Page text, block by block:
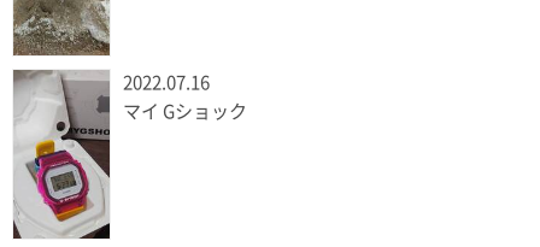
2022.07.16
マイ Gショック